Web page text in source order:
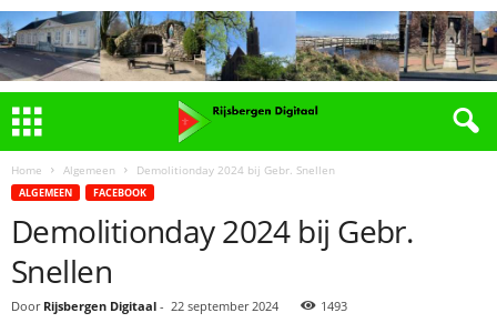
Home Algemeen Demolitionday 2024 bij Gebr. Snellen
ALGEMEEN FACEBOOK
Demolitionday 2024 bij Gebr.
Snellen
Door Rijsbergen Digitaal - 22 september 2024 1493